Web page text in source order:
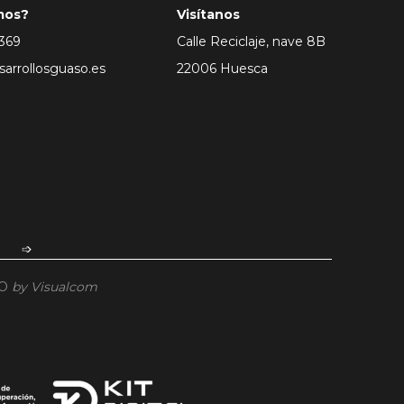
Visítanos
Calle Reciclaje, nave 8B
22006 Huesca
➩
by Visualcom